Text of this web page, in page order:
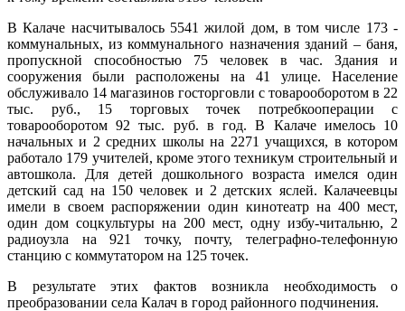
В Калаче насчитывалось 5541 жилой дом, в том числе 173 -
коммунальных, из коммунального назначения зданий – баня,
пропускной способностью 75 человек в час. Здания и
сооружения были расположены на 41 улице. Население
обслуживало 14 магазинов госторговли с товарооборотом в 22
тыс. руб., 15 торговых точек потребкооперации с
товарооборотом 92 тыс. руб. в год. В Калаче имелось 10
начальных и 2 средних школы на 2271 учащихся, в котором
работало 179 учителей, кроме этого техникум строительный и
автошкола. Для детей дошкольного возраста имелся один
детский сад на 150 человек и 2 детских яслей. Калачеевцы
имели в своем распоряжении один кинотеатр на 400 мест,
один дом соцкультуры на 200 мест, одну избу-читальню, 2
радиоузла на 921 точку, почту, телеграфно-телефонную
станцию с коммутатором на 125 точек.
В результате этих фактов возникла необходимость о
преобразовании села Калач в город районного подчинения.